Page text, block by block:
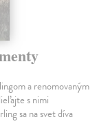
a renomovaným
s nimi
sa na svet díva